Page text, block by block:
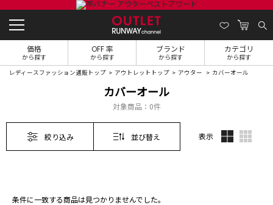
価格
から探す
OFF 率
から探す
ブランド
から探す
カテゴリ
から探す
レディースファッション通販トップ アウトレットトップ アウター カバーオール
カバーオール
対象商品： 0件
絞り込み 並び替え 表示
条件に一致する商品は見つかりませんでした。